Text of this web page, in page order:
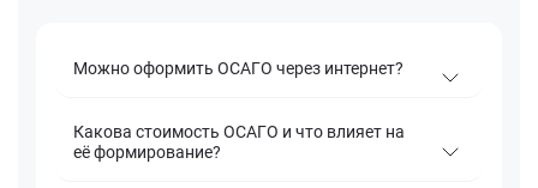
Можно оформить ОСАГО через интернет?
Какова стоимость ОСАГО и что влияет на
её формирование?